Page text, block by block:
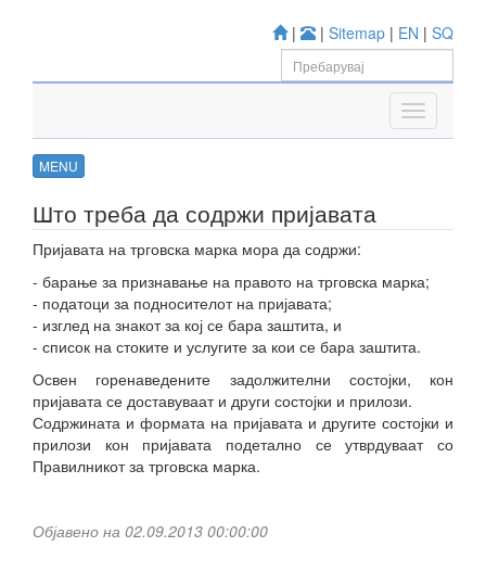
| | Sitemap | EN | SQ
MENU
Што треба да содржи пријавата
Пријавата на трговска марка мора да содржи:
- барање за признавање на правото на трговска марка;
- податоци за подносителот на пријавата;
- изглед на знакот за кој се бара заштита, и
- список на стоките и услугите за кои се бара заштита.
Освен горенаведените задолжителни состојки, кон
пријавата се доставуваат и други состојки и прилози.
Содржината и формата на пријавата и другите состојки и
прилози кон пријавата подетално се утврдуваат со
Правилникот за трговска марка.
Објавено на 02.09.2013 00:00:00